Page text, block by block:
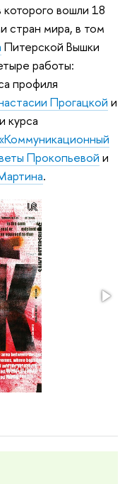
вошли 18
стран мира, в том
Питерской Вышки
работы:
профиля
Прогацкой и
курса
Прокопьевой и
.